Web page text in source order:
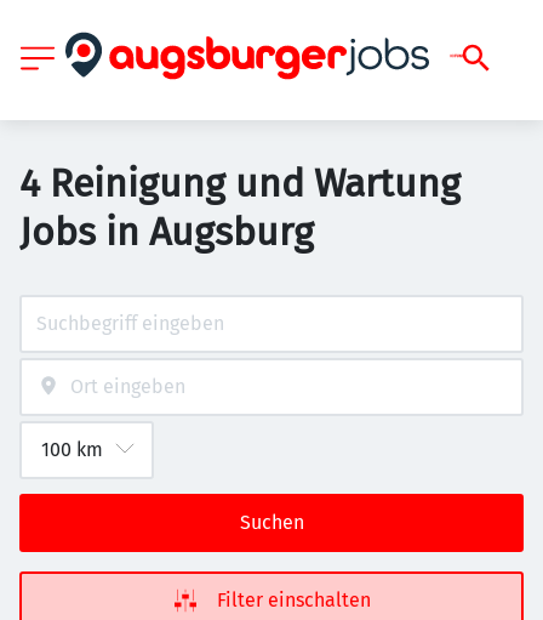
4 Reinigung und Wartung
Jobs in Augsburg
Suchen
Filter einschalten